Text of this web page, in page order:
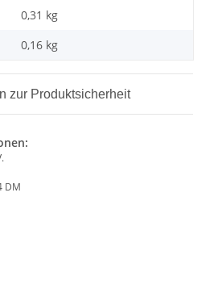
0,31 kg
0,16 kg
zur Produktsicherheit
DM